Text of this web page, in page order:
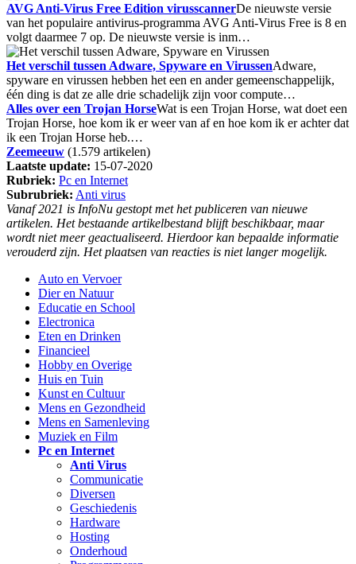
AVG Anti-Virus Free Edition virusscannerDe nieuwste versie
van het populaire antivirus-programma AVG Anti-Virus Free is 8 en
volgt daarmee 7 op. De nieuwste versie is inm…
Het verschil tussen Adware, Spyware en VirussenAdware,
spyware en virussen hebben het een en ander gemeenschappelijk,
één ding is dat ze alle drie schadelijk zijn voor compute…
Alles over een Trojan HorseWat is een Trojan Horse, wat doet een
Trojan Horse, hoe kom ik er weer van af en hoe kom ik er achter dat
ik een Trojan Horse heb.…
Zeemeeuw (1.579 artikelen)
Laatste update: 15-07-2020
Rubriek: Pc en Internet
Subrubriek: Anti virus
Vanaf 2021 is InfoNu gestopt met het publiceren van nieuwe
artikelen. Het bestaande artikelbestand blijft beschikbaar, maar
wordt niet meer geactualiseerd. Hierdoor kan bepaalde informatie
verouderd zijn. Het plaatsen van reacties is niet langer mogelijk.
Auto en Vervoer
Dier en Natuur
Educatie en School
Electronica
Eten en Drinken
Financieel
Hobby en Overige
Huis en Tuin
Kunst en Cultuur
Mens en Gezondheid
Mens en Samenleving
Muziek en Film
Pc en Internet
Anti Virus
Communicatie
Diversen
Geschiedenis
Hardware
Hosting
Onderhoud